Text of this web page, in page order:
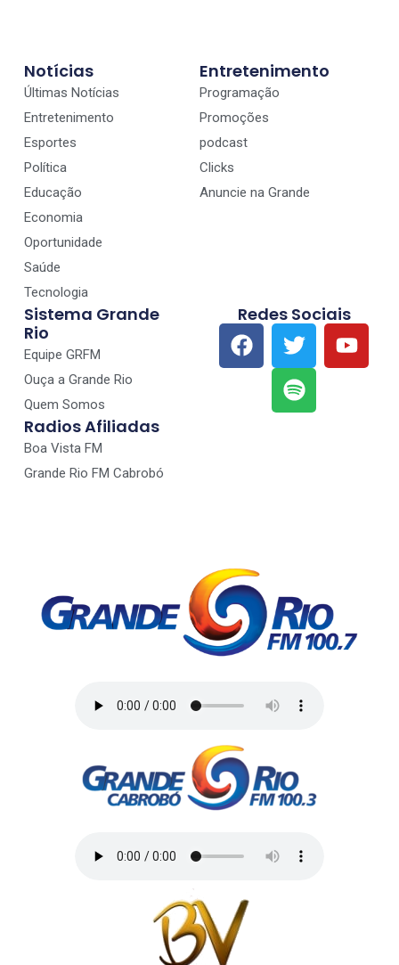
Notícias
Últimas Notícias
Entretenimento
Esportes
Política
Educação
Economia
Oportunidade
Saúde
Tecnologia
Entretenimento
Programação
Promoções
podcast
Clicks
Anuncie na Grande
Sistema Grande
Rio
Equipe GRFM
Ouça a Grande Rio
Quem Somos
Radios Afiliadas
Boa Vista FM
Grande Rio FM Cabrobó
Redes Sociais